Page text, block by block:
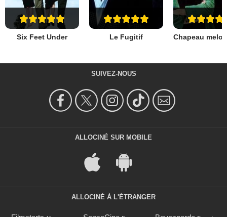
Six Feet Under Le Fugitif
SUIVEZ-NOUS
ALLOCINÉ SUR MOBILE
ALLOCINÉ À L'ÉTRANGER